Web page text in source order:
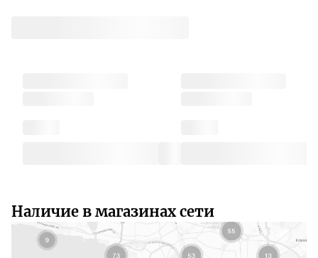
Наличие в магазинах сети